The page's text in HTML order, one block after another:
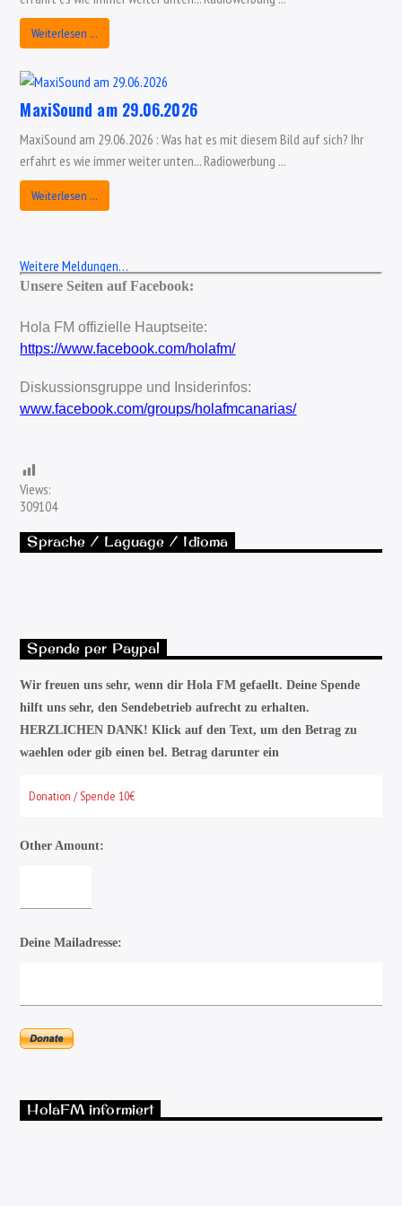
Weiterlesen …
MaxiSound am 29.06.2026
MaxiSound am 29.06.2026 : Was hat es mit diesem Bild auf sich? Ihr
erfahrt es wie immer weiter unten... Radiowerbung ...
Weiterlesen …
Weitere Meldungen…
Unsere Seiten auf Facebook:
Hola FM offizielle Hauptseite:
https://www.facebook.com/holafm/
Diskussionsgruppe und Insiderinfos:
www.facebook.com/groups/holafmcanarias/
Views:
309104
Sprache / Laguage / Idioma
Spende per Paypal
Wir freuen uns sehr, wenn dir Hola FM gefaellt. Deine Spende
hilft uns sehr, den Sendebetrieb aufrecht zu erhalten.
HERZLICHEN DANK! Klick auf den Text, um den Betrag zu
waehlen oder gib einen bel. Betrag darunter ein
Other Amount:
Deine Mailadresse:
HolaFM informiert